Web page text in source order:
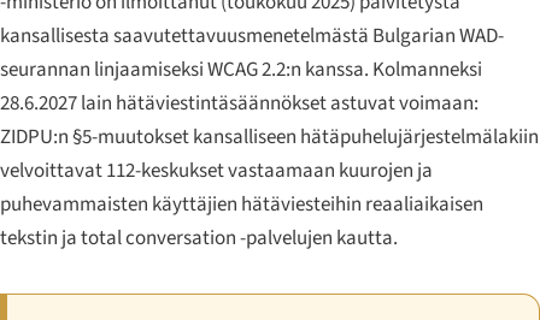
kansallisesta saavutettavuusmenetelmästä Bulgarian WAD-
seurannan linjaamiseksi WCAG 2.2:n kanssa. Kolmanneksi
28.6.2027 lain hätäviestintäsäännökset astuvat voimaan:
ZIDPU:n §5-muutokset kansalliseen hätäpuhelujärjestelmälakiin
velvoittavat 112-keskukset vastaamaan kuurojen ja
puhevammaisten käyttäjien hätäviesteihin reaaliaikaisen
tekstin ja total conversation -palvelujen kautta.